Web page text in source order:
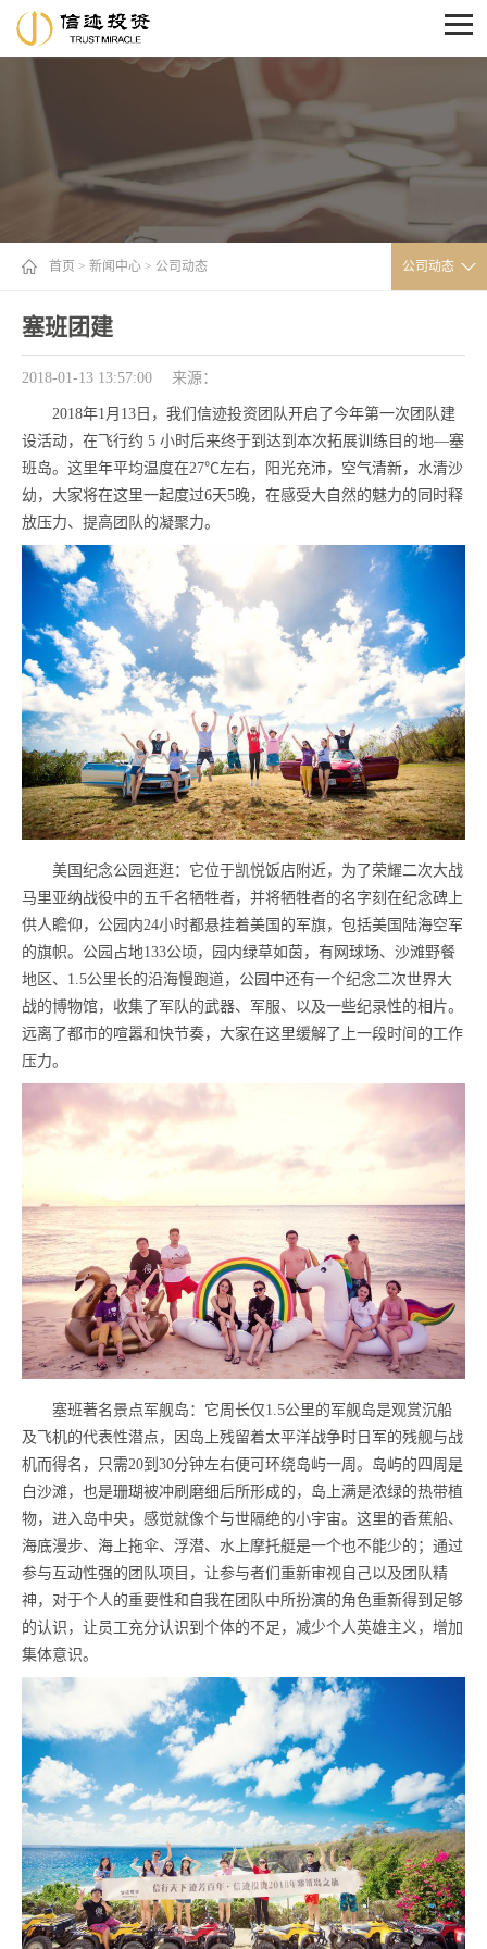
首页 > 新闻中心 > 公司动态 公司动态
塞班团建
2018-01-13 13:57:00 来源：
2018年1月13日，我们信迹投资团队开启了今年第一次团队建
设活动，在飞行约 5 小时后来终于到达到本次拓展训练目的地—塞
班岛。这里年平均温度在27℃左右，阳光充沛，空气清新，水清沙
幼，大家将在这里一起度过6天5晚，在感受大自然的魅力的同时释
放压力、提高团队的凝聚力。
美国纪念公园逛逛：它位于凯悦饭店附近，为了荣耀二次大战
马里亚纳战役中的五千名牺牲者，并将牺牲者的名字刻在纪念碑上
供人瞻仰，公园内24小时都悬挂着美国的军旗，包括美国陆海空军
的旗帜。公园占地133公顷，园内绿草如茵，有网球场、沙滩野餐
地区、1.5公里长的沿海慢跑道，公园中还有一个纪念二次世界大
战的博物馆，收集了军队的武器、军服、以及一些纪录性的相片。
远离了都市的喧嚣和快节奏，大家在这里缓解了上一段时间的工作
压力。
塞班著名景点军舰岛：它周长仅1.5公里的军舰岛是观赏沉船
及飞机的代表性潜点，因岛上残留着太平洋战争时日军的残舰与战
机而得名，只需20到30分钟左右便可环绕岛屿一周。岛屿的四周是
白沙滩，也是珊瑚被冲刷磨细后所形成的，岛上满是浓绿的热带植
物，进入岛中央，感觉就像个与世隔绝的小宇宙。这里的香蕉船、
海底漫步、海上拖伞、浮潜、水上摩托艇是一个也不能少的；通过
参与互动性强的团队项目，让参与者们重新审视自己以及团队精
神，对于个人的重要性和自我在团队中所扮演的角色重新得到足够
的认识，让员工充分认识到个体的不足，减少个人英雄主义，增加
集体意识。